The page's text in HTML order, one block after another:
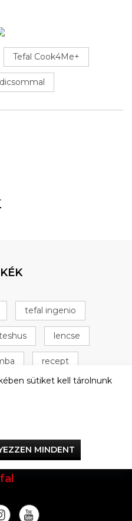
Tefal Cook4Me+
tefal ingenio
lencse
recept
+ 16 következő
együtt
sütiket kell tárolnunk
MINDENT